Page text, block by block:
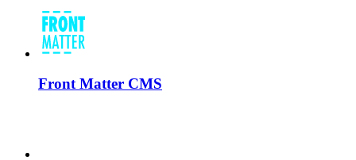
Front Matter CMS